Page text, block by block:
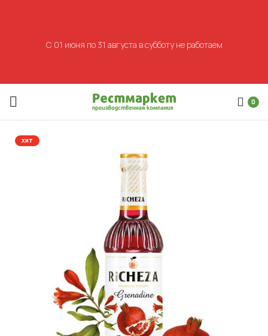
0
хит
С 01 июня по 31 августа в субботу не работаем